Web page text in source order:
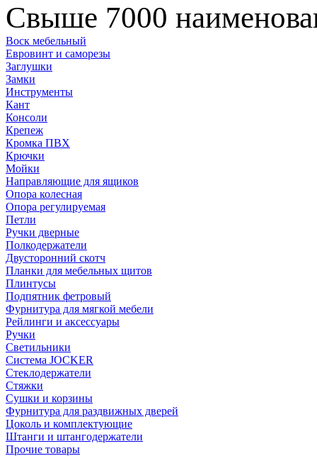
Свыше 7000
Воск мебельный
Евровинт и саморезы
Заглушки
Замки
Инструменты
Кант
Консоли
Крепеж
Кромка ПВХ
Крючки
Мойки
Направляющие для ящиков
Опора колесная
Опора регулируемая
Петли
Ручки дверные
Полкодержатели
Двусторонний скотч
Планки для мебельных щитов
Плинтусы
Подпятник фетровый
Фурнитура для мягкой мебели
Рейлинги и аксессуары
Ручки
Светильники
Система JOCKER
Стеклодержатели
Стяжки
Сушки и корзины
Фурнитура для раздвижных дверей
Цоколь и комплектующие
Штанги и штангодержатели
Прочие товары